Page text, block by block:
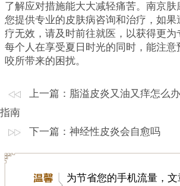
了解应对措施能大大减轻痛苦。南京肤
您提供专业的皮肤病咨询和治疗，如
疗无效，请及时前往就医，以获得更为
每个人在享受夏日时光的同时，能注意
咬所带来的困扰。
上一篇： 脂溢皮炎又油又痒怎么
指南
下一篇： 神经性皮炎会自愈吗
为节省您的手机流量，文